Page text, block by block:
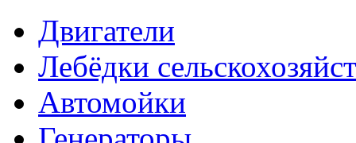
Двигатели
Лебёдки
Автомойки